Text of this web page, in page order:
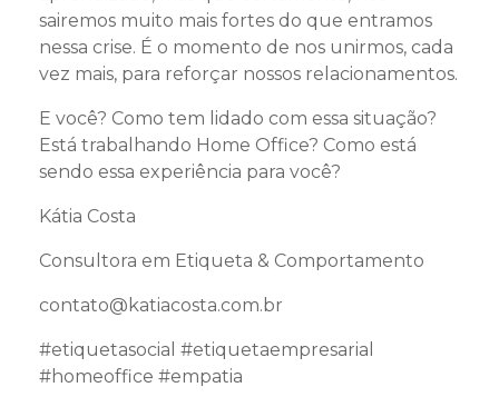
sairemos muito mais fortes do que entramos
nessa crise. É o momento de nos unirmos, cada
vez mais, para reforçar nossos relacionamentos.
E você? Como tem lidado com essa situação?
Está trabalhando Home Office? Como está
sendo essa experiência para você?
Kátia Costa
Consultora em Etiqueta & Comportamento
contato@katiacosta.com.br
#etiquetasocial #etiquetaempresarial
#homeoffice #empatia